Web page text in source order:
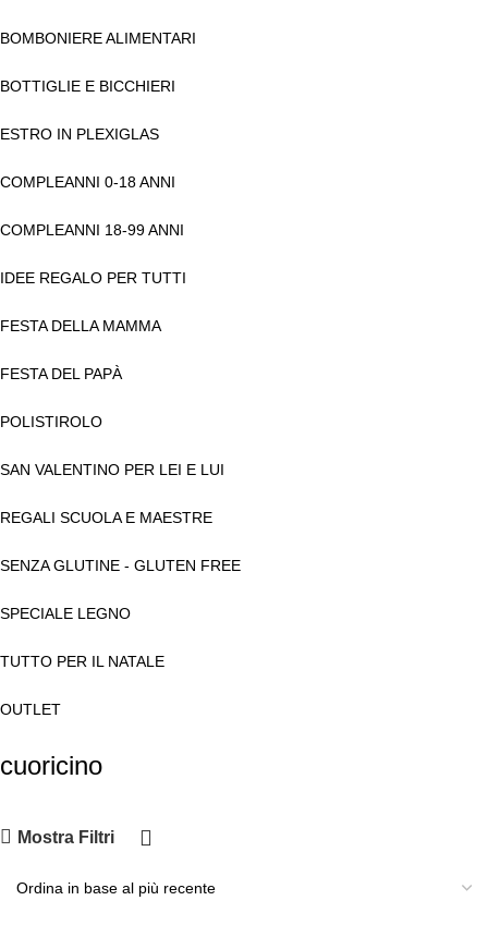
BOMBONIERE ALIMENTARI
BOTTIGLIE E BICCHIERI
ESTRO IN PLEXIGLAS
COMPLEANNI 0-18 ANNI
COMPLEANNI 18-99 ANNI
IDEE REGALO PER TUTTI
FESTA DELLA MAMMA
FESTA DEL PAPÀ
POLISTIROLO
SAN VALENTINO PER LEI E LUI
REGALI SCUOLA E MAESTRE
SENZA GLUTINE - GLUTEN FREE
SPECIALE LEGNO
TUTTO PER IL NATALE
OUTLET
cuoricino
Mostra Filtri